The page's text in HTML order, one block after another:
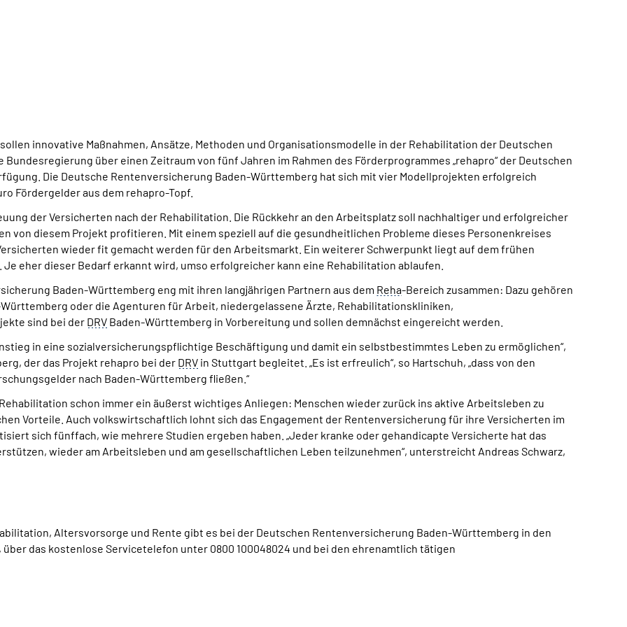
innovative Maßnahmen, Ansätze, Methoden und Organisationsmodelle in der Rehabilitation der Deutschen
über einen Zeitraum von fünf Jahren im Rahmen des Förderprogrammes „rehapro“ der Deutschen
Die Deutsche Rentenversicherung Baden-Württemberg hat sich mit vier Modellprojekten erfolgreich
Fördergelder aus dem rehapro-Topf.
der Versicherten nach der Rehabilitation. Die Rückkehr an den Arbeitsplatz soll nachhaltiger und erfolgreicher
von diesem Projekt profitieren. Mit einem speziell auf die gesundheitlichen Probleme dieses Personenkreises
wieder fit gemacht werden für den Arbeitsmarkt. Ein weiterer Schwerpunkt liegt auf dem frühen
eher dieser Bedarf erkannt wird, umso erfolgreicher kann eine Rehabilitation ablaufen.
Baden-Württemberg eng mit ihren langjährigen Partnern aus dem Reha-Bereich zusammen: Dazu gehören
oder die Agenturen für Arbeit, niedergelassene Ärzte, Rehabilitationskliniken,
sind bei der DRV Baden-Württemberg in Vorbereitung und sollen demnächst eingereicht werden.
in eine sozialversicherungspflichtige Beschäftigung und damit ein selbstbestimmtes Leben zu ermöglichen“,
der das Projekt rehapro bei der DRV in Stuttgart begleitet. „Es ist erfreulich“, so Hartschuh, „dass von den
nach Baden-Württemberg fließen.“
schon immer ein äußerst wichtiges Anliegen: Menschen wieder zurück ins aktive Arbeitsleben zu
Vorteile. Auch volkswirtschaftlich lohnt sich das Engagement der Rentenversicherung für ihre Versicherten im
sich fünffach, wie mehrere Studien ergeben haben. „Jeder kranke oder gehandicapte Versicherte hat das
wieder am Arbeitsleben und am gesellschaftlichen Leben teilzunehmen“, unterstreicht Andreas Schwarz,
Altersvorsorge und Rente gibt es bei der Deutschen Rentenversicherung Baden-Württemberg in den
das kostenlose Servicetelefon unter 0800 100048024 und bei den ehrenamtlich tätigen